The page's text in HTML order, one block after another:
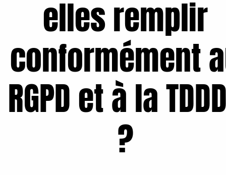
elles remplir
conformément
RGPD et à la
?